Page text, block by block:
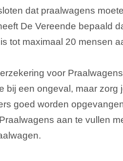
dat praalwagens
De Vereende bepaald
tot maximaal 20 mensen
voor
bij een ongeval, maar zorg
goed worden
aan te vullen